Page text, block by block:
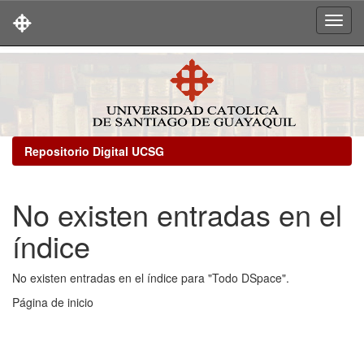
Repositorio Digital UCSG
No existen entradas en el
índice
No existen entradas en el índice para "Todo DSpace".
Página de inicio